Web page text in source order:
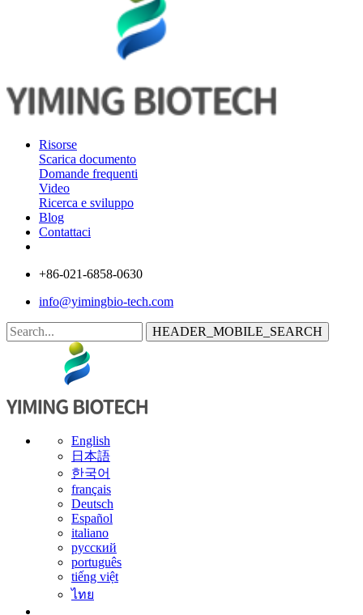
Risorse
Scarica documento
Domande frequenti
Video
Ricerca e sviluppo
Blog
Contattaci
+86-021-6858-0630
info@yimingbio-tech.com
HEADER_MOBILE_SEARCH
English
日本語
한국어
français
Deutsch
Español
italiano
русский
português
tiếng việt
ไทย